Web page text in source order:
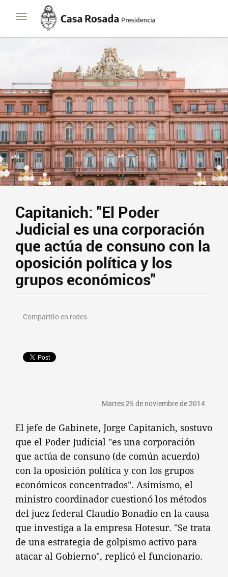
Toggle
navigation
Casa
Rosada
Presidencia
de
Capitanich: "El Poder
Judicial es una corporación
que actúa de consuno con la
oposición política y los
grupos económicos"
Compartilo en redes :
Martes 25 de noviembre de 2014
El jefe de Gabinete, Jorge Capitanich, sostuvo
que el Poder Judicial "es una corporación
que actúa de consuno (de común acuerdo)
con la oposición política y con los grupos
económicos concentrados". Asimismo, el
ministro coordinador cuestionó los métodos
del juez federal Claudio Bonadío en la causa
que investiga a la empresa Hotesur. "Se trata
de una estrategia de golpismo activo para
atacar al Gobierno", replicó el funcionario.